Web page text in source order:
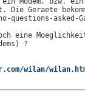
Die Geraete
questions-asked-
eine
?
wilan/